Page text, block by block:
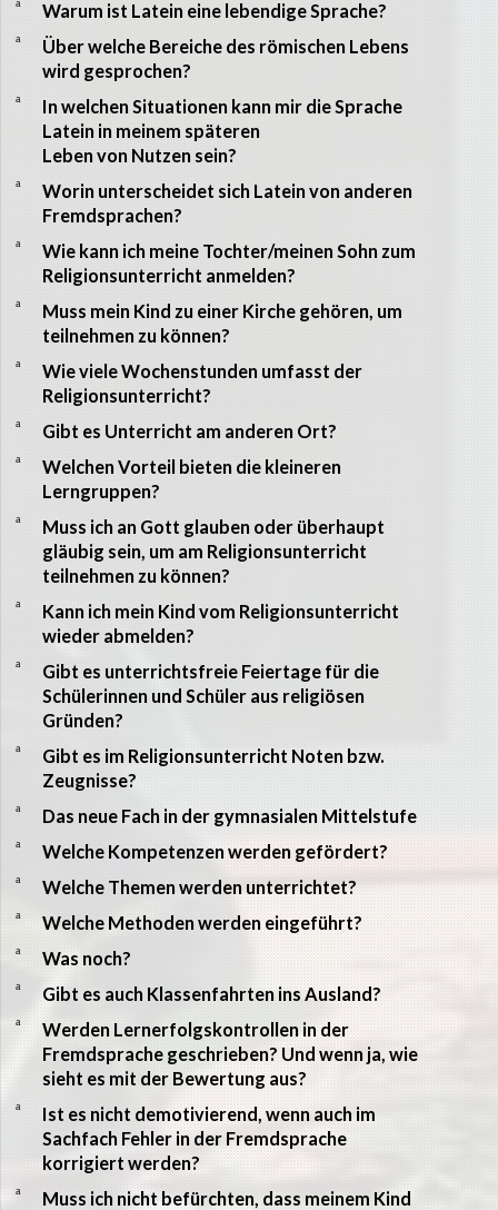
a Warum ist Latein eine lebendige Sprache?
a
Über welche Bereiche des römischen Lebens
wird gesprochen?
a
In welchen Situationen kann mir die Sprache
Latein in meinem späteren
Leben von Nutzen sein?
a
Worin unterscheidet sich Latein von anderen
Fremdsprachen?
a
Wie kann ich meine Tochter/meinen Sohn zum
Religionsunterricht anmelden?
a
Muss mein Kind zu einer Kirche gehören, um
teilnehmen zu können?
a
Wie viele Wochenstunden umfasst der
Religionsunterricht?
a Gibt es Unterricht am anderen Ort?
a
Welchen Vorteil bieten die kleineren
Lerngruppen?
a
Muss ich an Gott glauben oder überhaupt
gläubig sein, um am Religionsunterricht
teilnehmen zu können?
a
Kann ich mein Kind vom Religionsunterricht
wieder abmelden?
a
Gibt es unterrichtsfreie Feiertage für die
Schülerinnen und Schüler aus religiösen
Gründen?
a
Gibt es im Religionsunterricht Noten bzw.
Zeugnisse?
a Das neue Fach in der gymnasialen Mittelstufe
a Welche Kompetenzen werden gefördert?
a Welche Themen werden unterrichtet?
a Welche Methoden werden eingeführt?
a Was noch?
a Gibt es auch Klassenfahrten ins Ausland?
a
Werden Lernerfolgskontrollen in der
Fremdsprache geschrieben? Und wenn ja, wie
sieht es mit der Bewertung aus?
a
Ist es nicht demotivierend, wenn auch im
Sachfach Fehler in der Fremdsprache
korrigiert werden?
a
Muss ich nicht befürchten, dass meinem Kind